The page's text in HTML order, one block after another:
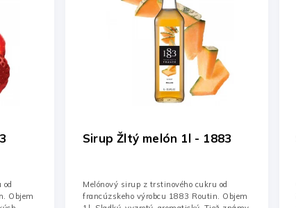
Objem
Sirup Citrón 1 l. - 1883
Citrónový sirup z trstinového cukru od
francúzskeho výrobcu 1883 Routin. Objem